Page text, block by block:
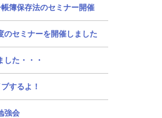
簿保存法のセミナー開催
のセミナーを開催しました
した・・・
するよ！
強会